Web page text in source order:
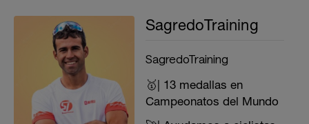
SagredoTraining
SagredoTraining
🥇| 13 medallas en
Campeonatos del Mundo